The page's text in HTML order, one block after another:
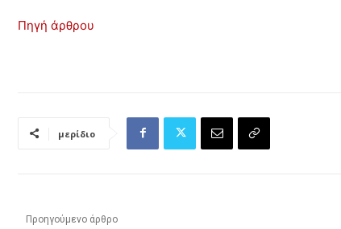
Πηγή άρθρου
μερίδιο
Προηγούμενο άρθρο